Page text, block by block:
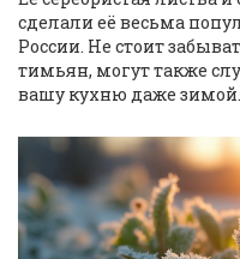
сделали её весьма
России. Не стоит
тимьян, могут также
вашу кухню даже зимой.